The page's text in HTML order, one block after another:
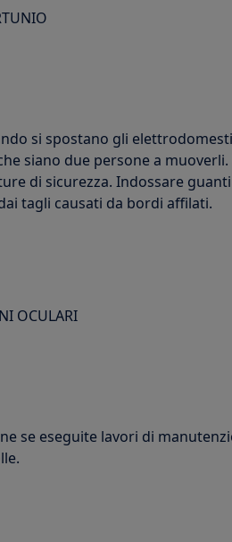
si spostano gli
siano due persone a
di sicurezza. Indossare
tagli causati da bordi affilati.
OCULARI
se eseguite lavori di